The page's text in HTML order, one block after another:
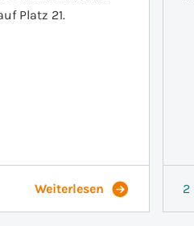
Platz 21.
Weiterlesen 2